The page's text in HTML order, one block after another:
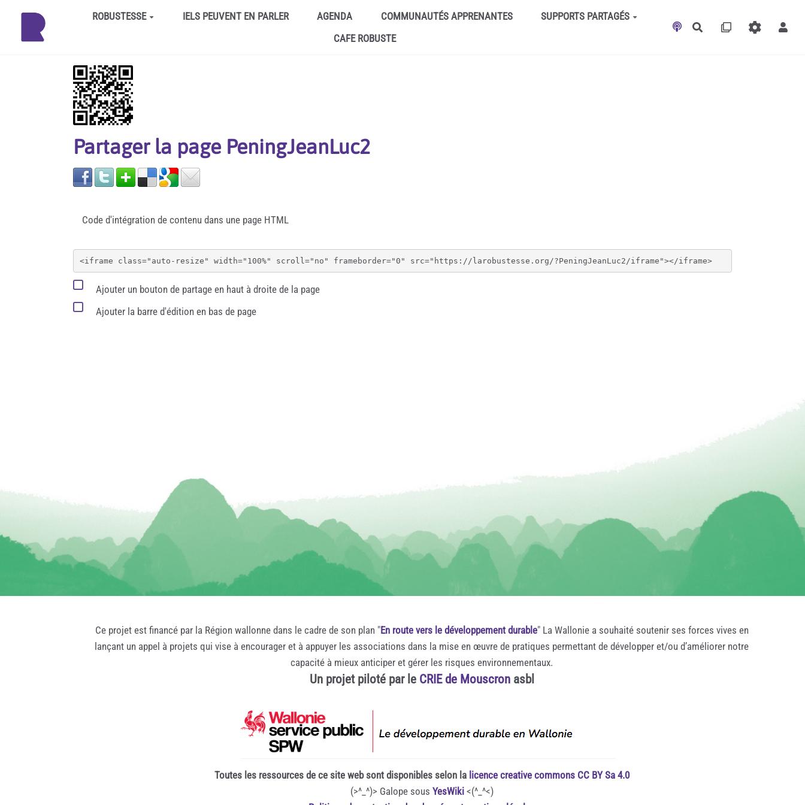
Aller au contenu principalROBUSTESSE IELS PEUVENT EN PARLER AGENDA COMMUNAUTÉS APPRENANTES
SUPPORTS PARTAGÉS
CAFE ROBUSTE
Rechercher
Partager la page PeningJeanLuc2
Code d'intégration de contenu dans une page HTML
<iframe class="auto-resize" width="100%" scroll="no" frameborder="0" src="https://larobustesse.org/?PeningJeanLuc2/iframe"></iframe>
Ajouter un bouton de partage en haut à droite de la page
Ajouter la barre d'édition en bas de page
Ce projet est financé par la Région wallonne dans le cadre de son plan "En route vers le développement durable" La Wallonie a souhaité soutenir ses forces vives en
lançant un appel à projets qui vise à encourager et à appuyer les associations dans la mise en œuvre de pratiques permettant de développer et/ou d’améliorer notre
capacité à mieux anticiper et gérer les risques environnementaux.
Un projet piloté par le CRIE de Mouscronasbl
Toutes les ressources de ce site web sont disponibles selon la licence creative commons CC BY Sa 4.0
(>^_^)> Galope sous YesWiki<(^_^<)